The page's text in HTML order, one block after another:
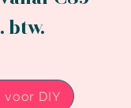
btw.
voor DIY